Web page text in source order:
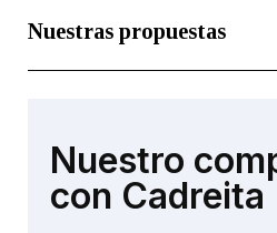
Nuestras propuestas
Nuestro
con Cadreita